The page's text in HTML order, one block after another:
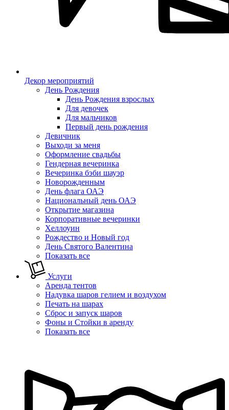
Декор мероприятий
День Рождения
День Рождения взрослых
Для девочек
Для мальчиков
Первый день рождения
Девичник
Выходи за меня
Оформление свадьбы
Гендерная вечеринка
Вечеринка бэби шауэр
Новорожденным
День флага ОАЭ
Национальный день ОАЭ
Открытие магазина
Корпоративные вечеринки
Хеллоуин
Рождество и Новый год
День Святого Валентина
Показать все
Услуги
Аренда тентов
Надувка шаров гелием и воздухом
Печать на шарах
Сброс и запуск шаров
Фоны и Стойки в аренду
Показать все